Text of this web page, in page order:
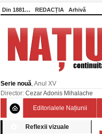
Din 1881… REDACȚIA Arhivă
Serie nouă, Anul XV
Director: Cezar Adonis Mihalache
Editorialele Națiunii
Reflexii vizuale